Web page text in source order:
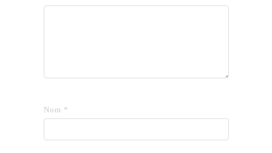
Nom *